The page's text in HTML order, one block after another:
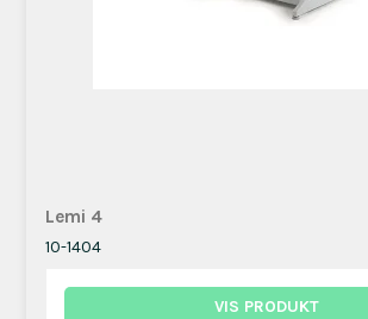
Lemi 4
10-1404
VIS PRODUKT